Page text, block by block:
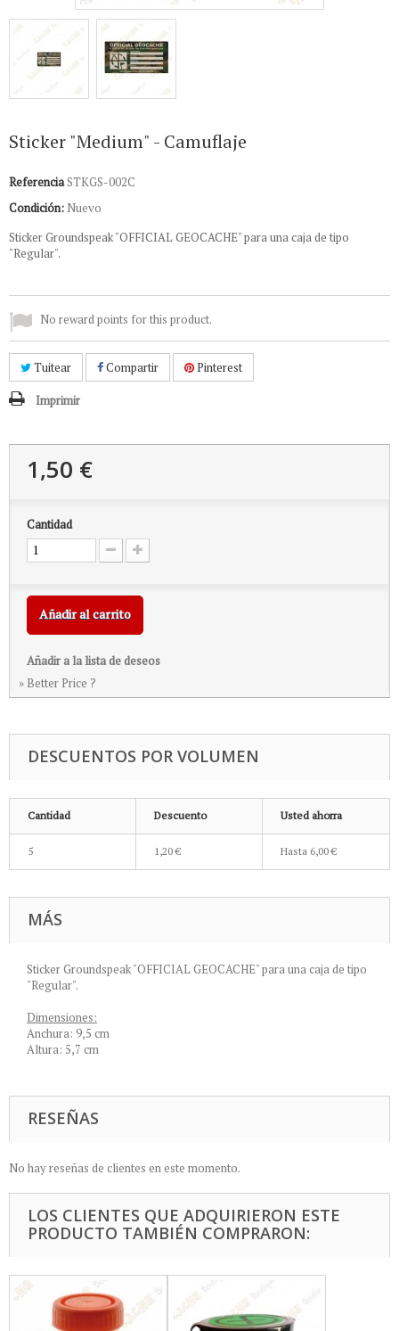
Sticker "Medium" - Camuflaje
ReferenciaSTKGS-002C
Condición: Nuevo
Sticker Groundspeak "OFFICIAL GEOCACHE" para una caja de tipo
"Regular".
No reward points for this product.
Tuitear Compartir Pinterest
Imprimir
1,50 €
Cantidad
Añadir al carrito
Añadir a la lista de deseos
» Better Price ?
DESCUENTOS POR VOLUMEN
Cantidad Descuento Usted ahorra
5 1,20 € Hasta 6,00 €
MÁS
Sticker Groundspeak "OFFICIAL GEOCACHE" para una caja de tipo
"Regular".
Dimensiones:
Anchura: 9,5 cm
Altura: 5,7 cm
RESEÑAS
No hay reseñas de clientes en este momento.
LOS CLIENTES QUE ADQUIRIERON ESTE
PRODUCTO TAMBIÉN COMPRARON: